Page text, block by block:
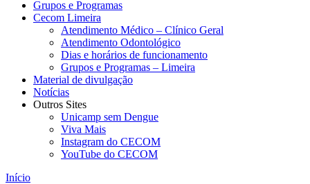
Grupos e Programas
Cecom Limeira
Atendimento Médico – Clínico Geral
Atendimento Odontológico
Dias e horários de funcionamento
Grupos e Programas – Limeira
Material de divulgação
Notícias
Outros Sites
Unicamp sem Dengue
Viva Mais
Instagram do CECOM
YouTube do CECOM
Início